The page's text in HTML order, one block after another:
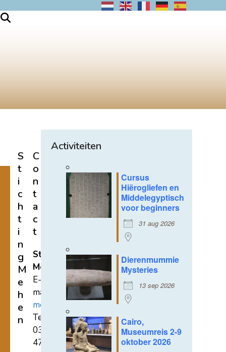
Activiteiten
Cursus
Hiërogliefen en
Middelegyptisch
voor beginners
31 aug 2026
Dierenmummie
Mysteries
13 sep 2026
Cairo,
Museumreis 2-9
oktober 2026
S
t
i
c
h
t
i
n
g
M
e
h
e
n
C
o
n
t
a
c
t
Stichting
Mehen
E-
mail:
mehen@hetnet.nl
Tel.:
0318-
471689